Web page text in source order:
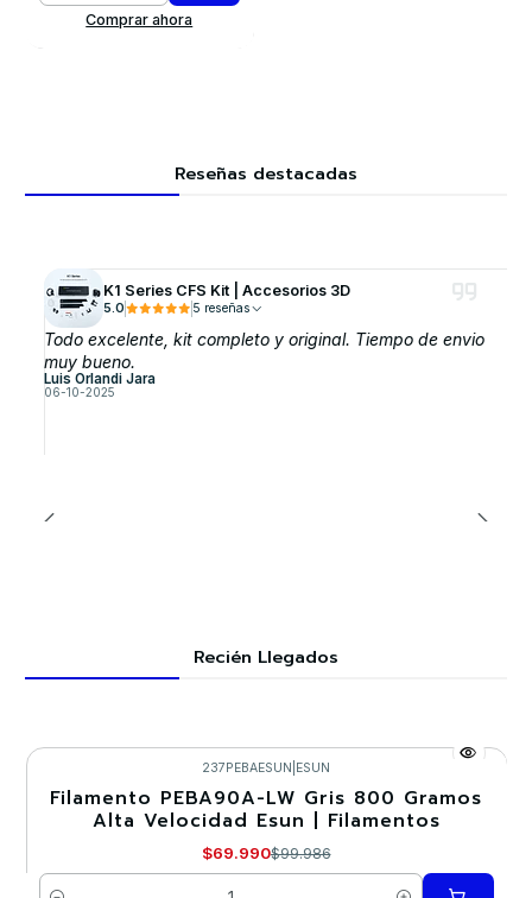
Comprar ahora
Reseñas destacadas
K1 Series CFS Kit | Accesorios 3D
5.0 5 reseñas
Todo excelente, kit completo y original. Tiempo de envio
muy bueno.
Luis Orlandi Jara
06-10-2025
Recién Llegados
-30%
237PEBAESUN ESUN
Filamento PEBA90A-LW Gris 800 Gramos
Alta Velocidad Esun | Filamentos
$69.990$99.986